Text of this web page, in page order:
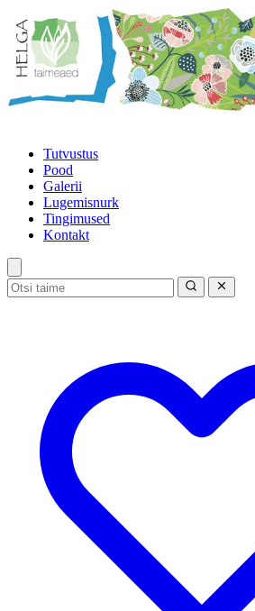
Tutvustus
Pood
Galerii
Lugemisnurk
Tingimused
Kontakt